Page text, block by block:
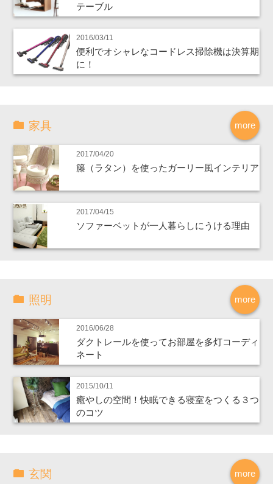
テーブル
2016/03/11
便利でオシャレなコードレス掃除機は決算期
に！
more
家具
2017/04/20
籐（ラタン）を使ったガーリー風インテリア
2017/04/15
ソファーベットが一人暮らしにうける理由
more
照明
2016/06/28
ダクトレールを使ってお部屋を多灯コーディ
ネート
2015/10/11
癒やしの空間！快眠できる寝室をつくる３つ
のコツ
more
玄関